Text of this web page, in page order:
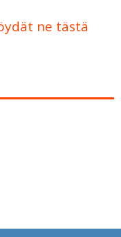
ne tästä